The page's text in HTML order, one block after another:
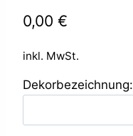
0,00 €
inkl. MwSt.
Dekorbezeichnung: